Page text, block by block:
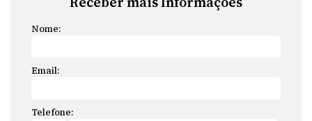
Nome:
Email:
Telefone: